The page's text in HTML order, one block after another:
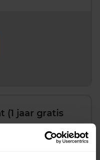
(1 jaar gratis